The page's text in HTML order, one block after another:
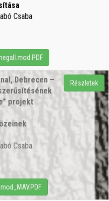
Csaba
Debrecen –
projekt
Csaba
Részletek